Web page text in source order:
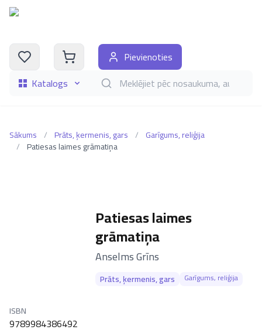
Katalogs Meklēt grāmatas pēc nosaukuma, autora,
Pievienoties
Sākums / Prāts, ķermenis, gars / Garīgums, reliģija
/ Patiesas laimes grāmatiņa
Patiesas laimes
grāmatiņa
–
Anselms Grīns
Prāts, ķermenis, gars Garīgums, reliģija
ISBN
9789984386492